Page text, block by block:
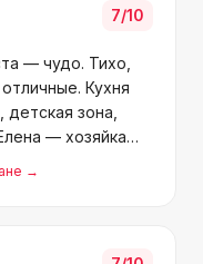
7/10
— чудо. Тихо,
Кухня
зона,
— хозяйка
хороший
→